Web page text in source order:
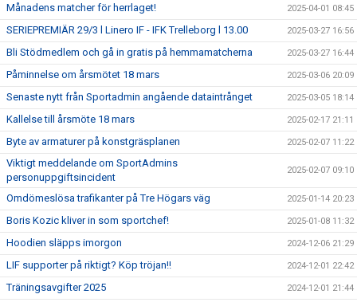
Månadens matcher för herrlaget! 2025-04-01 08:45
SERIEPREMIÄR 29/3 l Linero IF - IFK Trelleborg l 13.00 2025-03-27 16:56
Bli Stödmedlem och gå in gratis på hemmamatcherna 2025-03-27 16:44
Påminnelse om årsmötet 18 mars 2025-03-06 20:09
Senaste nytt från Sportadmin angående dataintrånget 2025-03-05 18:14
Kallelse till årsmöte 18 mars 2025-02-17 21:11
Byte av armaturer på konstgräsplanen 2025-02-07 11:22
Viktigt meddelande om SportAdmins
personuppgiftsincident
2025-02-07 09:10
Omdömeslösa trafikanter på Tre Högars väg 2025-01-14 20:23
Boris Kozic kliver in som sportchef! 2025-01-08 11:32
Hoodien släpps imorgon 2024-12-06 21:29
LIF supporter på riktigt? Köp tröjan!! 2024-12-01 22:42
Träningsavgifter 2025 2024-12-01 21:44